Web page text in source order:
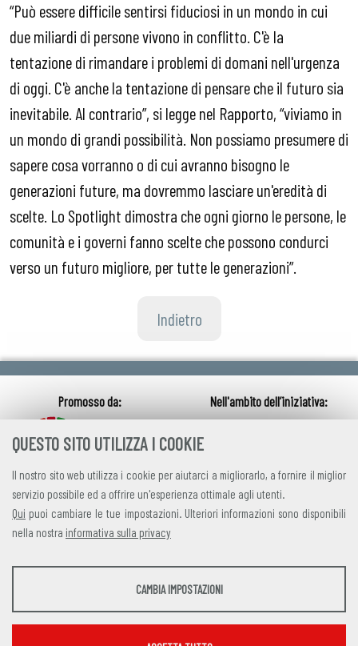
QUESTO SITO UTILIZZA I COOKIE
Il nostro sito web utilizza i cookie per aiutarci a migliorarlo, a fornire il miglior
servizio possibile ed a offrire un'esperienza ottimale agli utenti.
Qui puoi cambiare le tue impostazioni. Ulteriori informazioni sono disponibili
nella nostra informativa sulla privacy
STATISTICHE
CAMBIA IMPOSTAZIONI
“Può essere difficile sentirsi fiduciosi in un mondo in cui
due miliardi di persone vivono in conflitto. C'è la
tentazione di rimandare i problemi di domani nell'urgenza
di oggi. C'è anche la tentazione di pensare che il futuro sia
inevitabile. Al contrario”, si legge nel Rapporto, “viviamo in
un mondo di grandi possibilità. Non possiamo presumere di
sapere cosa vorranno o di cui avranno bisogno le
generazioni future, ma dovremmo lasciare un'eredità di
scelte. Lo Spotlight dimostra che ogni giorno le persone, le
comunità e i governi fanno scelte che possono condurci
verso un futuro migliore, per tutte le generazioni”.
Indietro
credits|privacy|contatti
Alleanza Italiana per lo Sviluppo Sostenibile
Via Farini 17, 00185 Roma C.F. 97893090585 P.IVA 14610671001